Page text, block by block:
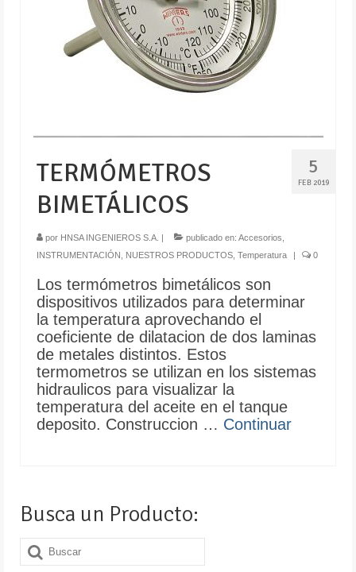
5
FEB 2019
TERMÓMETROS
BIMETÁLICOS
por HNSA INGENIEROS S.A. publicado en: Accesorios
INSTRUMENTACIÓN
NUESTROS PRODUCTOS Temperatura 0
Los termómetros bimetálicos son
dispositivos utilizados para determinar
la temperatura aprovechando el
coeficiente de dilatacion de dos laminas
de metales distintos. Estos
termometros se utilizan en los sistemas
hidraulicos para visualizar la
temperatura del aceite en el tanque
deposito. Construccion … Continuar
Busca un Producto:
Buscar
por: